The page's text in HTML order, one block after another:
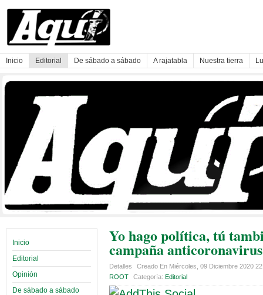
Inicio Editorial De sábado a sábado A rajatabla Nuestra tierra
Inicio
Editorial
Opinión
De sábado a sábado
Yo hago política, tú
campaña anticoronavirus
Detalles
Creado En Miércoles, 09 Diciembre 2020
ROOT
Categoría: Editorial